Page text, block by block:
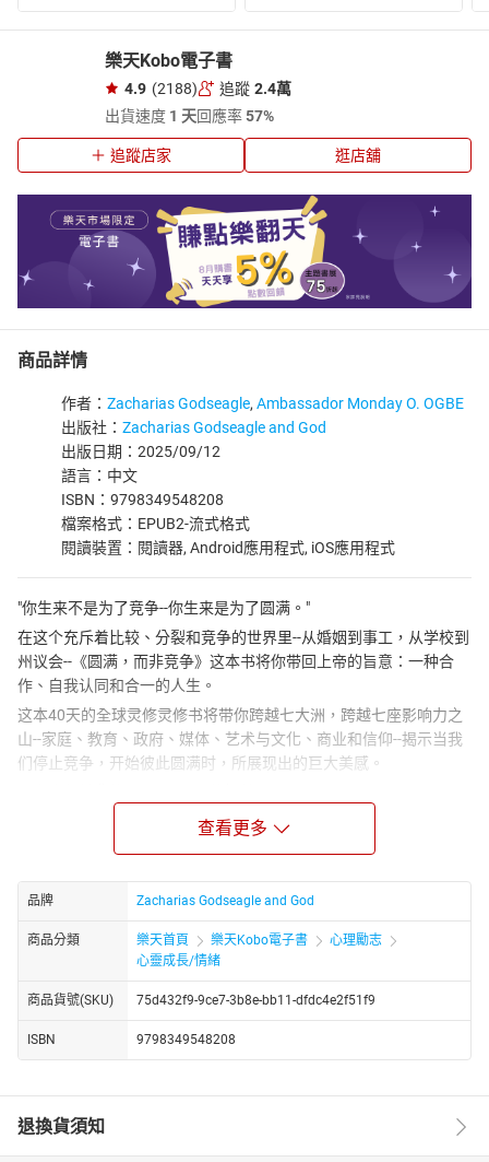
樂天Kobo電子書
4.9 (2188) 追蹤 2.4萬
出貨速度 1 天回應率57%
追蹤店家 逛店舖
商品詳情
作者： Zacharias Godseagle, Ambassador Monday O. OGBE
出版社： Zacharias Godseagle and God
出版日期：2025/09/12
語言：中文
ISBN：9798349548208
檔案格式：EPUB2-流式格式
閱讀裝置：閱讀器, Android應用程式, iOS應用程式
"你生来不是为了竞争--你生来是为了圆满。"
在这个充斥着比较、分裂和竞争的世界里--从婚姻到事工，从学校到
州议会--《圆满，而非竞争》这本书将你带回上帝的旨意：一种合
作、自我认同和合一的人生。
这本40天的全球灵修灵修书将带你跨越七大洲，跨越七座影响力之
山--家庭、教育、政府、媒体、艺术与文化、商业和信仰--揭示当我
们停止竞争，开始彼此圆满时，所展现出的巨大美感。
• 一位巴西少年，通过自发敬拜平息了一场骚乱
• 一对乌干达夫妇，克服背叛，发起了一场全国性的婚姻运动
• 一位新加坡首席执行官，重组公司，服务穷人
• 一个尼日利亚乡村，通过当地酋长和传教士的合作而实现转型
• 两位东非敌对州长，携手重建他们的地区
• 一位前美国政治助理，创建了一个跨党派祈祷网络
• 一位中东母亲，放弃个人抱负，默默无闻地培养先知
这些故事讲述了家庭的重建、国家的变革和命运的开启--并非源于竞
• 一个引人入胜的合作与协调故事
查看更多
品牌 Zacharias Godseagle and God
商品分類 樂天首頁 樂天Kobo電子書
心理勵志
心靈成長/情緒
商品貨號(SKU) 75d432f9-9ce7-3b8e-bb11-dfdc4e2f51f9
ISBN 9798349548208
退換貨須知